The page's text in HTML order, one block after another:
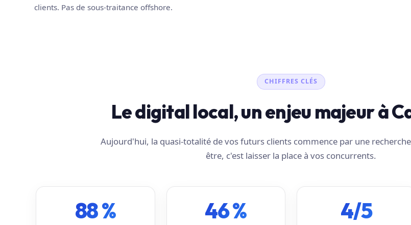
clients. Pas de sous-traitance offshore.
CHIFFRES CLÉS
Le digital local, un enjeu majeur à
Aujourd'hui, la quasi-totalité de vos futurs clients commence par une
être, c'est laisser la place à vos concurrents.
88 % 46 % 4/5